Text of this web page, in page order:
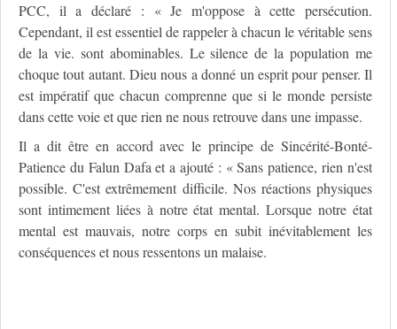
PCC, il a déclaré : « Je m'oppose à cette persécution.
Cependant, il est essentiel de rappeler à chacun le véritable sens
de la vie. sont abominables. Le silence de la population me
choque tout autant. Dieu nous a donné un esprit pour penser. Il
est impératif que chacun comprenne que si le monde persiste
dans cette voie et que rien ne nous retrouve dans une impasse.
Il a dit être en accord avec le principe de Sincérité-Bonté-
Patience du Falun Dafa et a ajouté : « Sans patience, rien n'est
possible. C'est extrêmement difficile. Nos réactions physiques
sont intimement liées à notre état mental. Lorsque notre état
mental est mauvais, notre corps en subit inévitablement les
conséquences et nous ressentons un malaise.